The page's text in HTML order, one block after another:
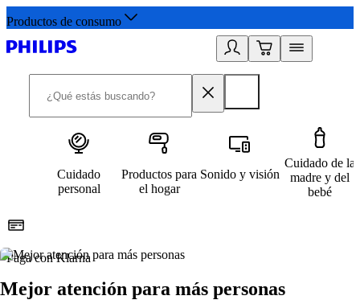
Productos de consumo
Cuidado
personal
Productos para
el hogar
Sonido y visión
Cuidado de la
madre y del
bebé
Paga con Klarna
Mejor atención para más personas